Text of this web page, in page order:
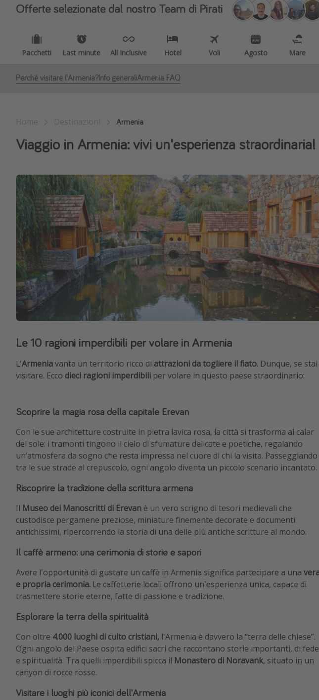
Offerte selezionate dal nostro Team di Pirati
Pacchetti Last minute All Inclusive Hotel Voli Agosto Mare
Perché visitare l'Armenia?Info generaliArmenia FAQ
Armenia
Viaggio in Armenia: vivi un'esperienza straordinaria!
Le 10 ragioni imperdibili per volare in Armenia
L'Armeniavanta un territorio ricco di attrazioni da togliere il fiato. Dunque, se
visitare. Ecco dieci ragioni imperdibili per volare in questo paese straordinario:
Scoprire la magia rosa della capitale Erevan
Con le sue architetture costruite in pietra lavica rosa, la città si trasforma al calar
del sole: i tramonti tingono il cielo di sfumature delicate e poetiche, regalando
un’atmosfera da sogno che resta impressa nel cuore di chi la visita. Passeggiando
tra le sue strade al crepuscolo, ogni angolo diventa un piccolo scenario incantato.
Riscoprire la tradizione della scrittura armena
Il Museo dei Manoscritti di Erevan è un vero scrigno di tesori medievali che
custodisce pergamene preziose, miniature finemente decorate e documenti
antichissimi, ripercorrendo la storia di una delle più antiche scritture al mondo.
Il caffè armeno: una cerimonia di storie e sapori
Avere l'opportunità di gustare un caffè in Armenia significa partecipare a una
e propria cerimonia. Le caffetterie locali offrono un'esperienza unica, capace di
trasmettere storie eterne, fatte di passione e tradizione.
Esplorare la terra della spiritualità
Con oltre 4.000 luoghi di culto cristiani, l'Armenia è davvero la “terra delle chiese”.
Ogni angolo del Paese ospita edifici sacri che raccontano storie importanti, di fede
e spiritualità. Tra quelli imperdibili spicca il Monastero di Noravank, situato in un
canyon di rocce rosse.
Visitare i luoghi più iconici dell'Armenia